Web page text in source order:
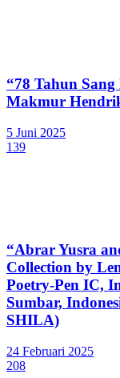
“78 Tahun
Makmur
5 Juni 2025
139
“Abrar Yusra
Collection by
Poetry-Pen IC,
Sumbar,
SHILA)
24 Februari 2025
208